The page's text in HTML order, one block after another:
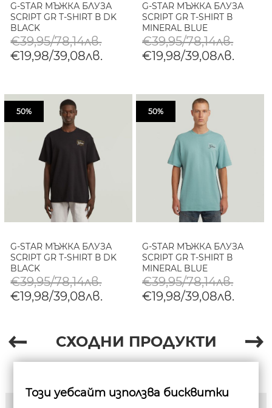
G-STAR МЪЖКА БЛУЗА
SCRIPT GR T-SHIRT В DK
BLACK
€39,95/78,14лв.
€19,98/39,08лв.
G-STAR МЪЖКА БЛУЗА
SCRIPT GR T-SHIRT В
MINERAL BLUE
€39,95/78,14лв.
€19,98/39,08лв.
50%
G-STAR МЪЖКА БЛУЗА
SCRIPT GR T-SHIRT В DK
BLACK
€39,95/78,14лв.
€19,98/39,08лв.
50%
G-STAR МЪЖКА БЛУЗА
SCRIPT GR T-SHIRT В
MINERAL BLUE
€39,95/78,14лв.
€19,98/39,08лв.
СХОДНИ ПРОДУКТИ
Този уебсайт използва бисквитки